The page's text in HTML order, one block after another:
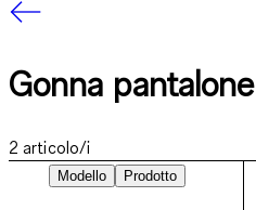
Gonna pantalone
2 articolo/i
Modello
Prodotto